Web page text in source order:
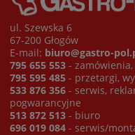
ul. Szewska 6
67-200 Głogów
E-mail: biuro@gastro-
795 655 553 -
795 595 485 - przetargi,
533 876 356 - serwis,
pogwarancyjne
513 872 513 - biuro
696 019 084 - serwis/